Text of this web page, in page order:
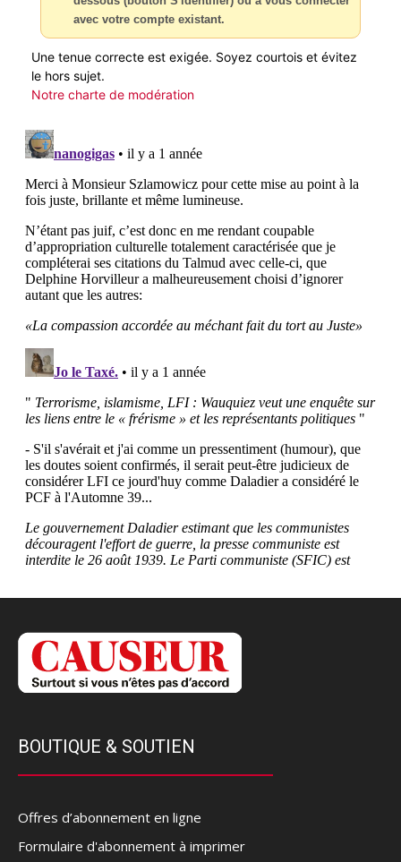
avec votre compte existant.
Une tenue correcte est exigée. Soyez courtois et évitez
le hors sujet.
Notre charte de modération
BOUTIQUE & SOUTIEN
Offres d’abonnement en ligne
Formulaire d'abonnement à imprimer